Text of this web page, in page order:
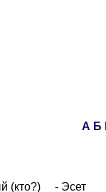
А Б
(кто?) - Эсет